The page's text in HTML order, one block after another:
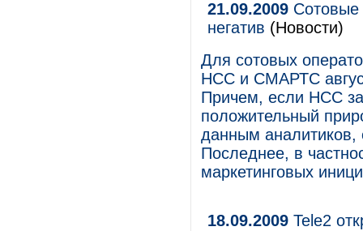
21.09.2009 Сотовые
негатив (Новости)
Для сотовых
НСС и СМАРТС
Причем, если НСС
положительный
данным аналитиков,
Последнее, в
маркетинговых
18.09.2009 Tele2